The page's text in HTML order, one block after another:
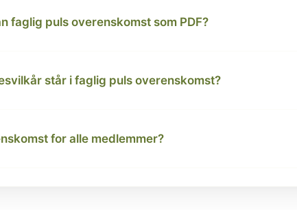
faglig puls overenskomst som PDF?
står i faglig puls overenskomst?
for alle medlemmer?